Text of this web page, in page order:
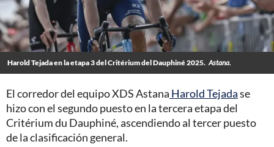
Harold Tejada en la etapa 3 del Critérium del Dauphiné 2025. Astana.
El corredor del equipo XDS Astana Harold Tejadase
hizo con el segundo puesto en la tercera etapa del
Critérium du Dauphiné, ascendiendo al tercer puesto
de la clasificación general.